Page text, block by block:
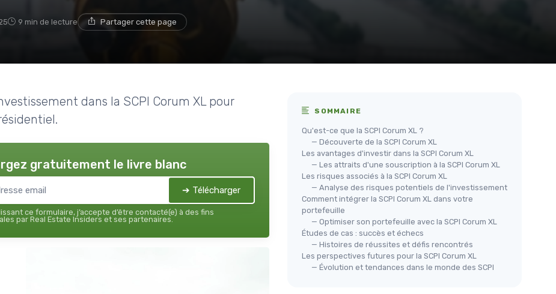
9 min de lecture Partager cette page
dans la SCPI Corum XL pour
gratuitement le livre blanc
➔ Télécharger
ce formulaire, j’accepte d’être contacté(e) à des fins
par Real Estate Insiders et ses partenaires.
SOMMAIRE
Qu'est-ce que la SCPI Corum XL ?
— Découverte de la SCPI Corum XL
Les avantages d'investir dans la SCPI Corum XL
— Les attraits d'une souscription à la SCPI Corum XL
Les risques associés à la SCPI Corum XL
— Analyse des risques potentiels de l'investissement
Comment intégrer la SCPI Corum XL dans votre
portefeuille
— Optimiser son portefeuille avec la SCPI Corum XL
Études de cas : succès et échecs
— Histoires de réussites et défis rencontrés
Les perspectives futures pour la SCPI Corum XL
— Évolution et tendances dans le monde des SCPI